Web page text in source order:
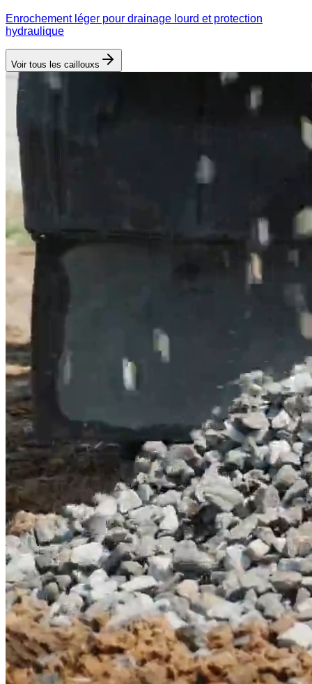
Enrochement léger pour drainage lourd et protection
hydraulique
Voir tous les caillouxs